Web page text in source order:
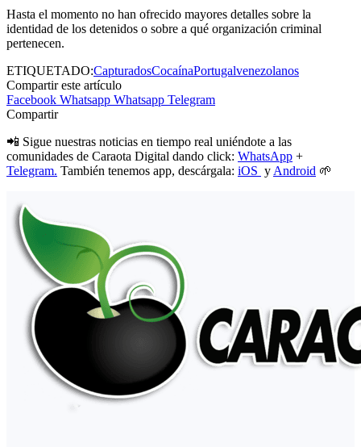
Hasta el momento no han ofrecido mayores detalles sobre la
identidad de los detenidos o sobre a qué organización criminal
pertenecen.
ETIQUETADO:CapturadosCocaínaPortugalvenezolanos
Compartir este artículo
Facebook Whatsapp Whatsapp Telegram
Compartir
📲 Sigue nuestras noticias en tiempo real uniéndote a las
comunidades de Caraota Digital dando click: WhatsApp +
Telegram. También tenemos app, descárgala: iOS y Android 🌱